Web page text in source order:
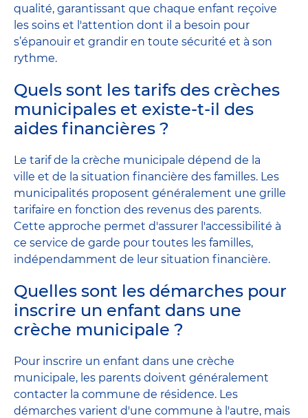
qualité, garantissant que chaque enfant reçoive
les soins et l'attention dont il a besoin pour
s’épanouir et grandir en toute sécurité et à son
rythme.
Quels sont les tarifs des crèches
municipales et existe-t-il des
aides financières ?
Le tarif de la crèche municipale dépend de la
ville et de la situation financière des familles. Les
municipalités proposent généralement une grille
tarifaire en fonction des revenus des parents.
Cette approche permet d'assurer l'accessibilité à
ce service de garde pour toutes les familles,
indépendamment de leur situation financière.
Quelles sont les démarches pour
inscrire un enfant dans une
crèche municipale ?
Pour inscrire un enfant dans une crèche
municipale, les parents doivent généralement
contacter la commune de résidence. Les
démarches varient d'une commune à l'autre, mais